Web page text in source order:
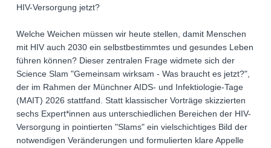
HIV-Versorgung jetzt?
Welche Weichen müssen wir heute stellen, damit Menschen
mit HIV auch 2030 ein selbstbestimmtes und gesundes Leben
führen können? Dieser zentralen Frage widmete sich der
Science Slam "Gemeinsam wirksam - Was braucht es jetzt?",
der im Rahmen der Münchner AIDS- und Infektiologie-Tage
(MAIT) 2026 stattfand. Statt klassischer Vorträge skizzierten
sechs Expert*innen aus unterschiedlichen Bereichen der HIV-
Versorgung in pointierten "Slams" ein vielschichtiges Bild der
notwendigen Veränderungen und formulierten klare Appelle